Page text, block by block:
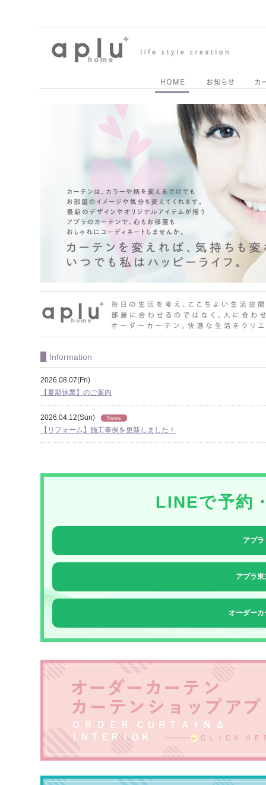
Information
2026.08.07(Fri)
【夏期休業】のご案内
2026.04.12(Sun) News
【リフォーム】施工事例を更新しました！
LINEで予約
アプ
アプラ
オーダー